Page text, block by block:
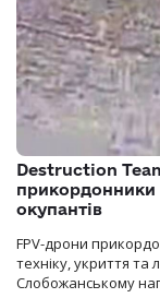
Destruction
прикордонники
окупантів
FPV-дрони
техніку, укриття та
Слобожанському